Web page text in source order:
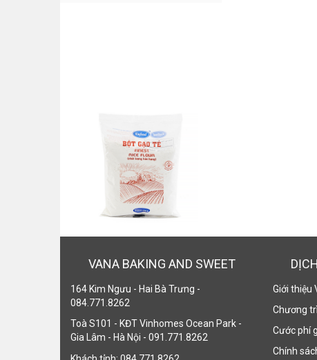
VANA BAKING AND SWEET
164 Kim Ngưu - Hai Bà Trưng -
084.771.8262
Toà S101 - KĐT Vinhomes Ocean Park -
Gia Lâm - Hà Nội - 091.771.8262
Giới thiệu
Chương
Cước phí
Chính